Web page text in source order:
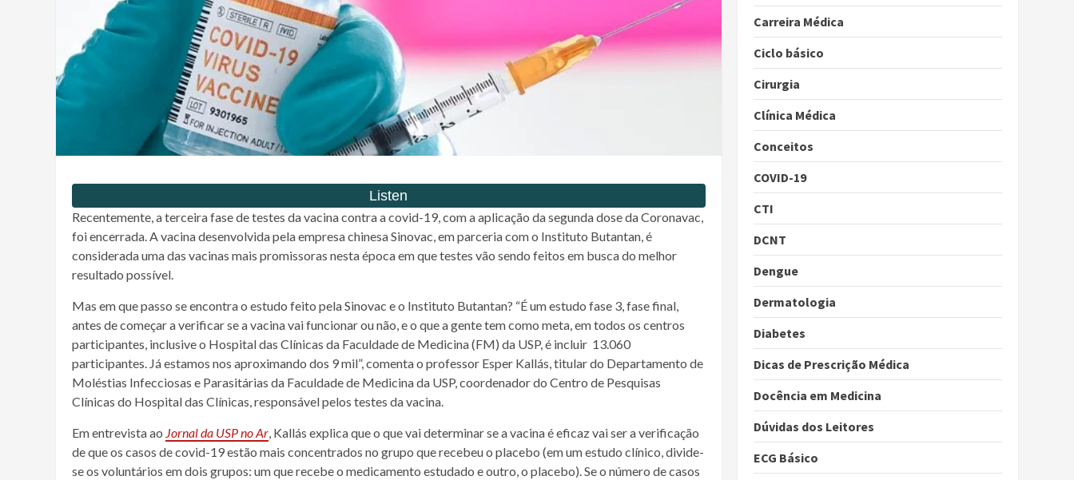
Recentemente, a terceira fase de testes da vacina contra a covid-19, com a aplicação da segunda dose da Coronavac,
foi encerrada. A vacina desenvolvida pela empresa chinesa Sinovac, em parceria com o Instituto Butantan, é
considerada uma das vacinas mais promissoras nesta época em que testes vão sendo feitos em busca do melhor
resultado possível.
Mas em que passo se encontra o estudo feito pela Sinovac e o Instituto Butantan? “É um estudo fase 3, fase final,
antes de começar a verificar se a vacina vai funcionar ou não, e o que a gente tem como meta, em todos os centros
participantes, inclusive o Hospital das Clínicas da Faculdade de Medicina (FM) da USP, é incluir 13.060
participantes. Já estamos nos aproximando dos 9 mil”, comenta o professor Esper Kallás, titular do Departamento de
Moléstias Infecciosas e Parasitárias da Faculdade de Medicina da USP, coordenador do Centro de Pesquisas
Clínicas do Hospital das Clínicas, responsável pelos testes da vacina.
Em entrevista ao Jornal da USP no Ar, Kallás explica que o que vai determinar se a vacina é eficaz vai ser a verificação
de que os casos de covid-19 estão mais concentrados no grupo que recebeu o placebo (em um estudo clínico, divide-
se os voluntários em dois grupos: um que recebe o medicamento estudado e outro, o placebo). Se o número de casos
Carreira Médica
Ciclo básico
Cirurgia
Clínica Médica
Conceitos
COVID-19
CTI
DCNT
Dengue
Dermatologia
Diabetes
Dicas de Prescrição Médica
Docência em Medicina
Dúvidas dos Leitores
ECG Básico